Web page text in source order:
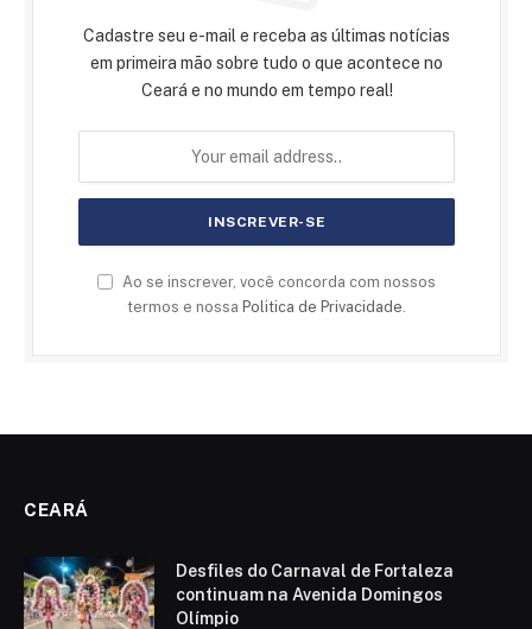
Cadastre seu e-mail e receba as últimas notícias
em primeira mão sobre tudo o que acontece no
Ceará e no mundo em tempo real!
Ao se inscrever, você concorda com nossos
termos e nossa Politica de Privacidade
CEARÁ
Desfiles do Carnaval de Fortaleza
continuam na Avenida Domingos
Olímpio